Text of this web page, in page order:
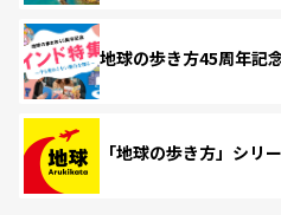
地球の歩き方45周年記
「地球の歩き方」シリ